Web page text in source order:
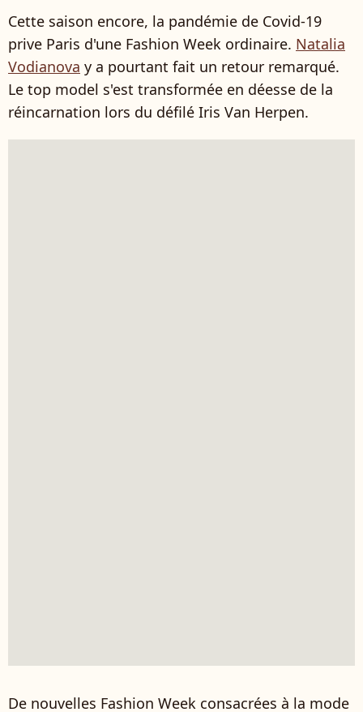
Cette saison encore, la pandémie de Covid-19
prive Paris d'une Fashion Week ordinaire. Natalia
Vodianova y a pourtant fait un retour remarqué.
Le top model s'est transformée en déesse de la
réincarnation lors du défilé Iris Van Herpen.
De nouvelles Fashion Week consacrées à la mode